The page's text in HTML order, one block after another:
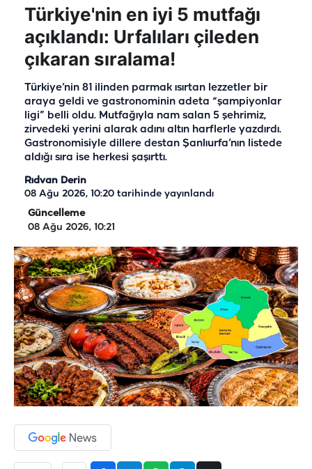
Türkiye'nin en iyi 5 mutfağı
açıklandı: Urfalıları çileden
çıkaran sıralama!
Türkiye’nin 81 ilinden parmak ısırtan lezzetler bir
araya geldi ve gastronominin adeta “şampiyonlar
ligi” belli oldu. Mutfağıyla nam salan 5 şehrimiz,
zirvedeki yerini alarak adını altın harflerle yazdırdı.
Gastronomisiyle dillere destan Şanlıurfa’nın listede
aldığı sıra ise herkesi şaşırttı.
Rıdvan Derin
08 Ağu 2026, 10:20 tarihinde yayınlandı
Güncelleme
08 Ağu 2026, 10:21